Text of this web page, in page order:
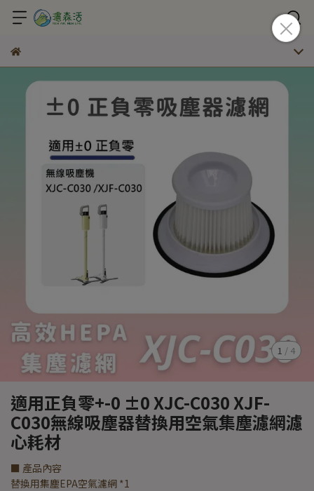
1 / 4
適用正負零+-0 ±0 XJC-C030 XJF-
C030無線吸塵器替換用空氣集塵濾網濾
心耗材
■ 產品內容
替換用集塵EPA空氣濾網 *1